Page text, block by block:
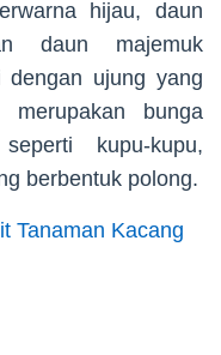
hijau, daun
daun majemuk
dengan ujung yang
bunga
kupu-kupu,
berbentuk polong.
Tanaman Kacang